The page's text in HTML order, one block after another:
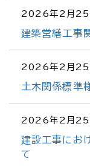
2026年2月25
建築営繕工事
2026年2月25
土木関係標準
2026年2月25
建設工事にお
て